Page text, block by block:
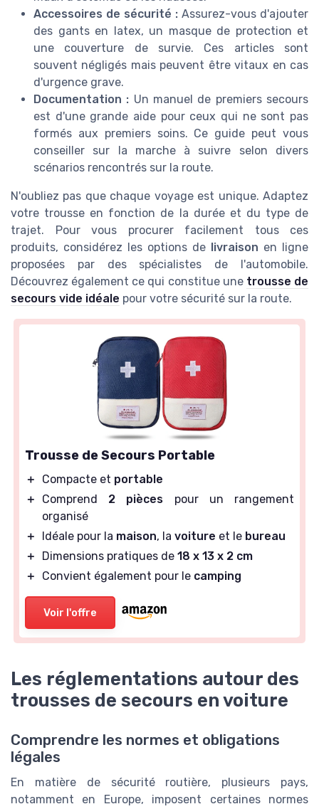
Accessoires de sécurité : Assurez-vous d'ajouter
des gants en latex, un masque de protection et
une couverture de survie. Ces articles sont
souvent négligés mais peuvent être vitaux en cas
d'urgence grave.
Documentation : Un manuel de premiers secours
est d'une grande aide pour ceux qui ne sont pas
formés aux premiers soins. Ce guide peut vous
conseiller sur la marche à suivre selon divers
scénarios rencontrés sur la route.
N'oubliez pas que chaque voyage est unique. Adaptez
votre trousse en fonction de la durée et du type de
trajet. Pour vous procurer facilement tous ces
produits, considérez les options de livraison en ligne
proposées par des spécialistes de l'automobile.
Découvrez également ce qui constitue une trousse de
secours vide idéale pour votre sécurité sur la route.
Trousse de Secours Portable
＋ Compacte et portable
＋
Comprend 2 pièces pour un rangement
organisé
＋
Idéale pour la maison, la voiture et le bureau
＋
Dimensions pratiques de 18 x 13 x 2 cm
＋
Convient également pour le camping
Voir l'offre
Les réglementations autour des
trousses de secours en voiture
Comprendre les normes et obligations
légales
En matière de sécurité routière, plusieurs pays,
notamment en Europe, imposent certaines normes